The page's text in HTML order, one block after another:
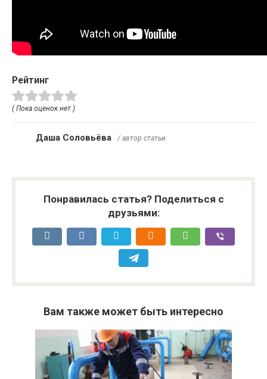
Рейтинг
( Пока оценок нет )
Даша Соловьёва / автор статьи
Понравилась статья? Поделиться с
друзьями:
Вам также может быть интересно